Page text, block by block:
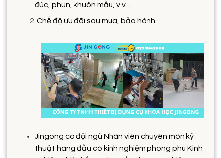
đúc, phun, khuôn mẫu, v.v...
Chế độ ưu đãi sau mua, bảo hành
Jingong có đội ngũ Nhân viên chuyên môn kỹ
thuật hàng đầu có kinh nghiệm phong phú Kinh